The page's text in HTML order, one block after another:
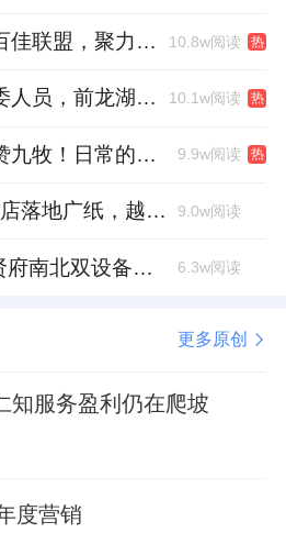
爱琴海集团携手百佳联盟，聚力共拓存量商业新赛道 10.8w阅读 热
中旅投资招聘纪委人员，前龙湖副总裁胡若翔掌舵 10.1w阅读 热
吴声香港演讲盛赞九牧！日常的小锚点变成科技突破点！ 9.9w阅读 热
“一口时物”海珠湾店落地广纸，越秀地产以“新鲜现制”商业新场景打造社区高品质生活 9.0w阅读
中建智地亦庄国贤府南北双设备平台，得房率创区域新高 6.3w阅读
更多原创
知服务盈利仍在爬坡
度营销